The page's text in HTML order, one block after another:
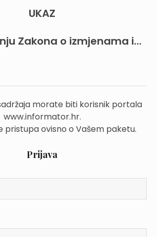
UKAZ
Zakona o izmjenama i...
morate biti korisnik portala
www.informator.hr.
pristupa ovisno o Vašem paketu.
Prijava